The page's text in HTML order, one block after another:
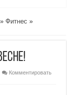
мужчин
себе перед тем,
шагов
»Фитнес »
Комментировать